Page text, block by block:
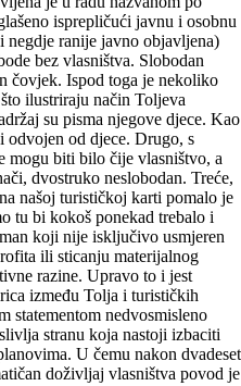
isprepličući javnu i osobnu
ranije javno objavljena)
bez vlasništva. Slobodan
čovjek. Ispod toga je nekoliko
ilustriraju način Toljeva
su pisma njegove djece. Kao
odvojen od djece. Drugo, s
mogu biti bilo čije vlasništvo, a
dvostruko neslobodan. Treće,
našoj turističkoj karti pomalo je
tu bi kokoš ponekad trebalo i
koji nije isključivo usmjeren
ili sticanju materijalnog
razine. Upravo to i jest
između Tolja i turističkih
statementom nedvosmisleno
stranu koja nastoji izbaciti
U čemu nakon dvadeset
doživljaj vlasništva povod je